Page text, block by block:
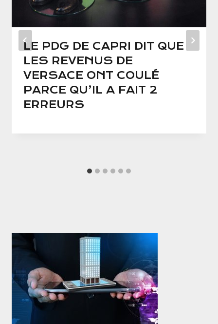
LE PDG DE CAPRI DIT QUE
LES REVENUS DE
VERSACE ONT COULÉ
PARCE QU’IL A FAIT 2
ERREURS